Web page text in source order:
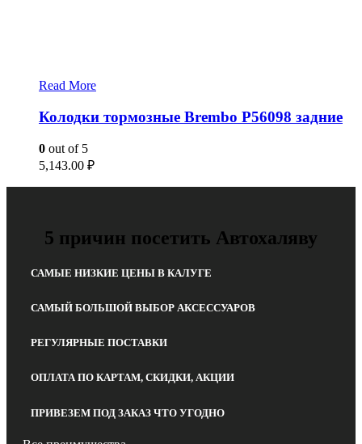
Read More
Колодки тормозные Brembo P56098 задние
0 out of 5
5,143.00 ₽
5 причин посетить Автохаляву
САМЫЕ НИЗКИЕ ЦЕНЫ В КАЛУГЕ
САМЫЙ БОЛЬШОЙ ВЫБОР АКСЕССУАРОВ
РЕГУЛЯРНЫЕ ПОСТАВКИ
ОПЛАТА ПО КАРТАМ, СКИДКИ, АКЦИИ
ПРИВЕЗЕМ ПОД ЗАКАЗ ЧТО УГОДНО